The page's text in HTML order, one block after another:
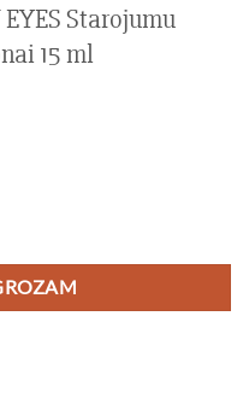
Starojumu
15 ml